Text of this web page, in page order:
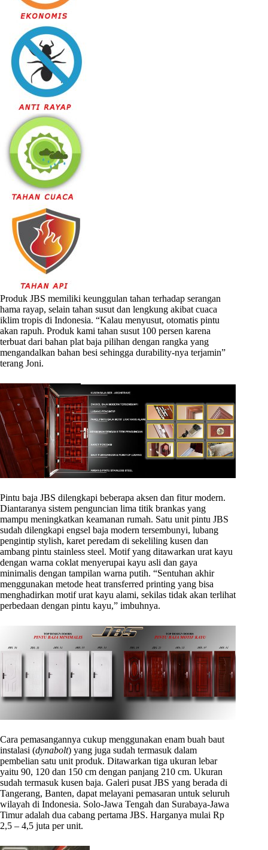
Produk JBS memiliki keunggulan tahan terhadap serangan
hama rayap, selain tahan susut dan lengkung akibat cuaca
iklim tropis di Indonesia. “Kalau menyusut, otomatis pintu
akan rapuh. Produk kami tahan susut 100 persen karena
terbuat dari bahan plat baja pilihan dengan rangka yang
mengandalkan bahan besi sehingga durability-nya terjamin”
terang Joni.
Pintu baja JBS dilengkapi beberapa aksen dan fitur modern.
Diantaranya sistem penguncian lima titik brankas yang
mampu meningkatkan keamanan rumah. Satu unit pintu JBS
sudah dilengkapi engsel baja modern tersembunyi, lubang
pengintip stylish, karet peredam di sekeliling kusen dan
ambang pintu stainless steel. Motif yang ditawarkan urat kayu
dengan warna coklat menyerupai kayu asli dan gaya
minimalis dengan tampilan warna putih. “Sentuhan akhir
menggunakan metode heat transferred printing yang bisa
menghadirkan motif urat kayu alami, sekilas tidak akan terlihat
perbedaan dengan pintu kayu,” imbuhnya.
Cara pemasangannya cukup menggunakan enam buah baut
instalasi (dynabolt) yang juga sudah termasuk dalam
pembelian satu unit produk. Ditawarkan tiga ukuran lebar
yaitu 90, 120 dan 150 cm dengan panjang 210 cm. Ukuran
sudah termasuk kusen baja. Galeri pusat JBS yang berada di
Tangerang, Banten, dapat melayani pemasaran untuk seluruh
wilayah di Indonesia. Solo-Jawa Tengah dan Surabaya-Jawa
Timur adalah dua cabang pertama JBS. Harganya mulai Rp
2,5 – 4,5 juta per unit.